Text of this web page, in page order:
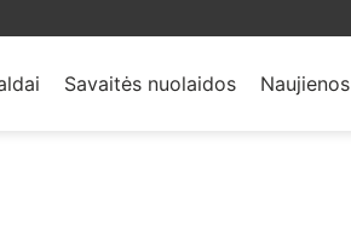
Savaitės nuolaidos Naujienos